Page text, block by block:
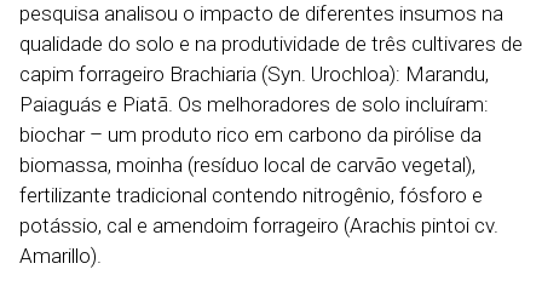
pesquisa analisou o impacto de diferentes insumos na
qualidade do solo e na produtividade de três cultivares de
capim forrageiro Brachiaria (Syn. Urochloa): Marandu,
Paiaguás e Piatã. Os melhoradores de solo incluíram:
biochar – um produto rico em carbono da pirólise da
biomassa, moinha (resíduo local de carvão vegetal),
fertilizante tradicional contendo nitrogênio, fósforo e
potássio, cal e amendoim forrageiro (Arachis pintoi cv.
Amarillo).